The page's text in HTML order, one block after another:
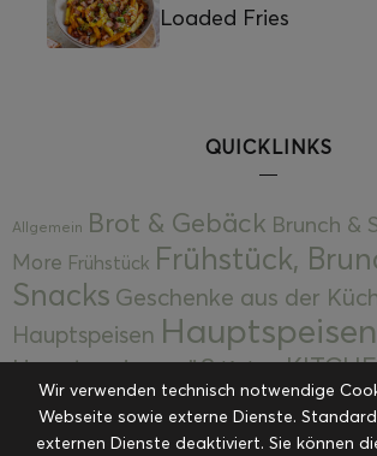
Loaded Fries
QUICKLINKS
Allgemein Brot & Gebäck Brunch &
More Frühstück Frühstück,
Snacks Geschenke aus der
Hauptspeisen
Hauptspeisen süßKekse
Kuchen, Torten &
Desserts Kulinarik Kulinarische
Wir verwenden technisch notwendige
Webseite sowie externe Dienste.
externen Dienste deaktiviert. Sie können